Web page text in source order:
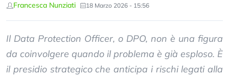
Francesca Nunziati 18 Marzo 2026 - 15:56
Il Data Protection Officer, o DPO, non è una figura
da coinvolgere quando il problema è già esploso. È
il presidio strategico che anticipa i rischi legati alla